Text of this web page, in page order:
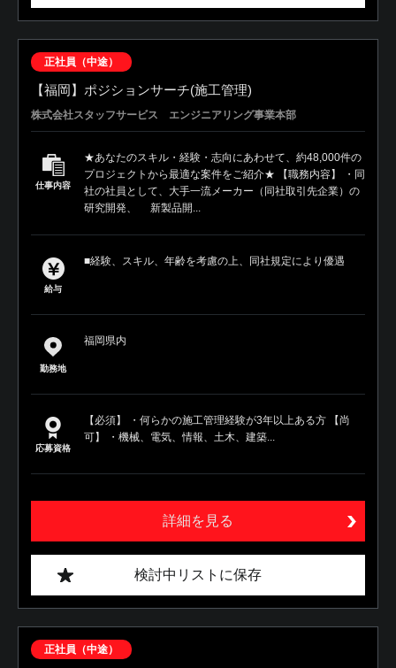
正社員（中途）
【福岡】ポジションサーチ(施工管理)
株式会社スタッフサービス エンジニアリング事業本部
仕事内容
★あなたのスキル・経験・志向にあわせて、約48,000件の
プロジェクトから最適な案件をご紹介★ 【職務内容】 ・同
社の社員として、大手一流メーカー（同社取引先企業）の
研究開発、 新製品開...
給与
■経験、スキル、年齢を考慮の上、同社規定により優遇
勤務地
福岡県内
応募資格
【必須】 ・何らかの施工管理経験が3年以上ある方 【尚
可】 ・機械、電気、情報、土木、建築...
詳細を見る
検討中リストに保存
正社員（中途）